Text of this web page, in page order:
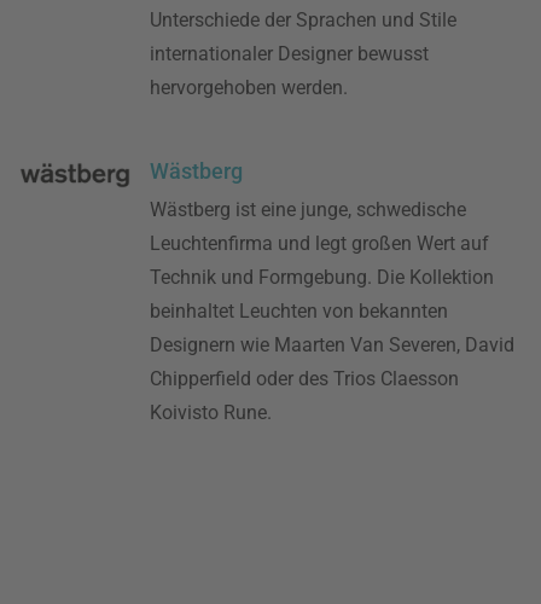
Unterschiede der Sprachen und Stile
internationaler Designer bewusst
hervorgehoben werden.
Wästberg
Wästberg ist eine junge, schwedische
Leuchtenfirma und legt großen Wert auf
Technik und Formgebung. Die Kollektion
beinhaltet Leuchten von bekannten
Designern wie Maarten Van Severen, David
Chipperfield oder des Trios Claesson
Koivisto Rune.